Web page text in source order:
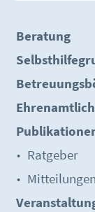
Beratung
Ratgeber
Mitteilungen